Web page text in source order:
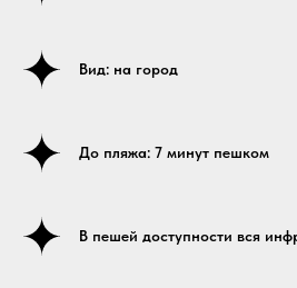
Вид: на город
До пляжа: 7 минут пешком
В пешей доступности вся